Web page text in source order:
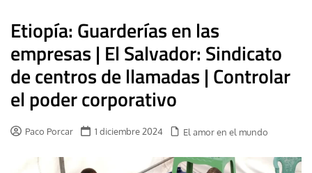
Etiopía: Guarderías en las
empresas | El Salvador: Sindicato
de centros de llamadas | Controlar
el poder corporativo
Paco Porcar 1 diciembre 2024 El amor en el mundo